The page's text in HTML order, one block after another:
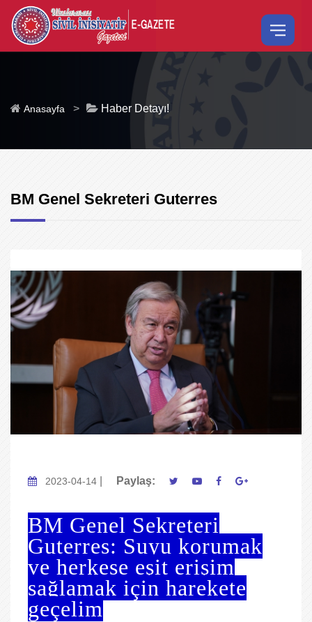
Anasayfa > Haber Detayı!
BM Genel Sekreteri Guterres
2023-04-14 Paylaş:
BM Genel Sekreteri
Guterres: Suyu korumak
ve herkese eşit erişim
sağlamak için harekete
geçelim